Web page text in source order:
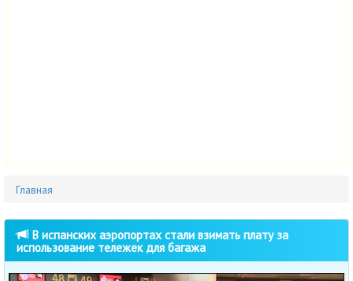
Главная
В испанских аэропортах стали взимать плату за
использование тележек для багажа